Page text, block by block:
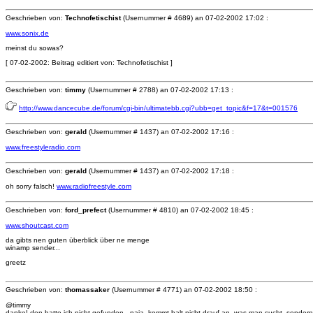
Geschrieben von: Technofetischist(Usernummer # 4689) an 07-02-2002 17:02 :
www.sonix.de
meinst du sowas?
[ 07-02-2002: Beitrag editiert von: Technofetischist ]
Geschrieben von: timmy (Usernummer # 2788) an 07-02-2002 17:13 :
http://www.dancecube.de/forum/cgi-bin/ultimatebb.cgi?ubb=get_topic&f=17&t=001576
Geschrieben von: gerald (Usernummer # 1437) an 07-02-2002 17:16 :
www.freestyleradio.com
Geschrieben von: gerald (Usernummer # 1437) an 07-02-2002 17:18 :
oh sorry falsch! www.radiofreestyle.com
Geschrieben von: ford_prefect(Usernummer # 4810) an 07-02-2002 18:45 :
www.shoutcast.com
da gibts nen guten überblick über ne menge
winamp sender...
greetz
Geschrieben von: thomassaker (Usernummer # 4771) an 07-02-2002 18:50 :
@timmy